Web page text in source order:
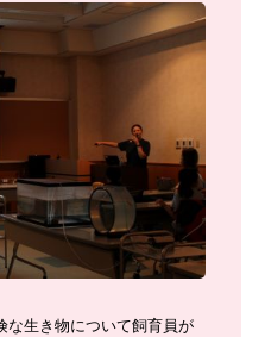
な生き物について飼育員が